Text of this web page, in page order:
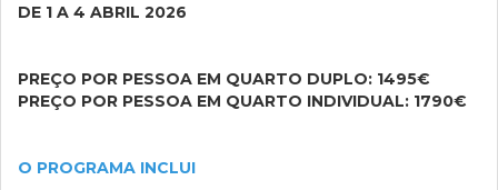
DE 1 A 4 ABRIL 2026
PREÇO POR PESSOA EM QUARTO DUPLO: 1495€
PREÇO POR PESSOA EM QUARTO INDIVIDUAL: 1790€
O PROGRAMA INCLUI